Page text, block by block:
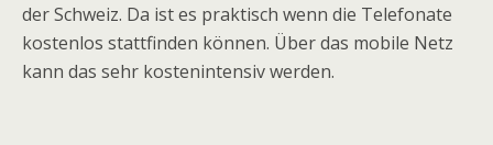
der Schweiz. Da ist es praktisch wenn die Telefonate
kostenlos stattfinden können. Über das mobile Netz
kann das sehr kostenintensiv werden.